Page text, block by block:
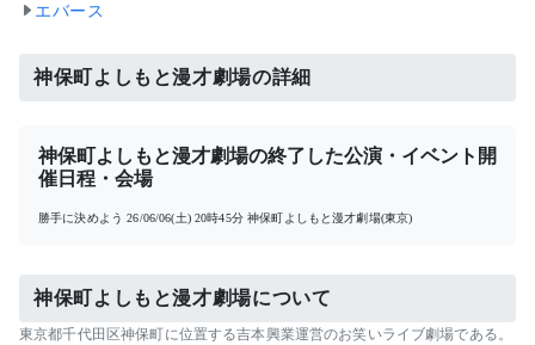
エバース
神保町よしもと漫才劇場の詳細
神保町よしもと漫才劇場の終了した公演・イベント開
催日程・会場
勝手に決めよう 26/06/06(土) 20時45分 神保町よしもと漫才劇場(東京)
神保町よしもと漫才劇場について
東京都千代田区神保町に位置する吉本興業運営のお笑いライブ劇場である。